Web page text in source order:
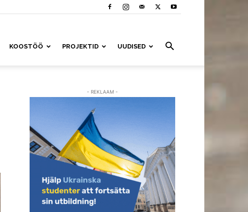
KOOSTÖÖ PROJEKTID UUDISED
- REKLAAM -